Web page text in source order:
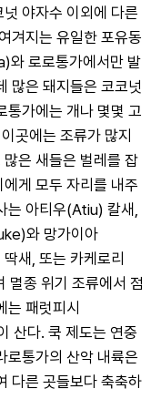
야자수 이외에 다른
겨지는 유일한 포유동
와 로로통가에서만 발
많은 돼지들은 코코넛
통가에는 개나 몇몇 고
곳에는 조류가 많지
은 새들은 벌레를 잡
게 모두 자리를 내주
는 아티우(Atiu) 칼새,
와 망가이아
새, 또는 카케로리
멸종 위기 조류에서 점
는 패럿피시
산다. 쿡 제도는 연중
로통가의 산악 내륙은
다른 곳들보다 축축하